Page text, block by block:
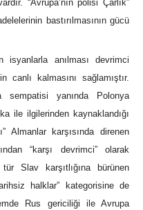
“Avrupa’nın polisi Çarlık”
bastırılmasının gücü
isyanlarla anılması devrimci
kalmasını sağlamıştır.
yanında Polonya
ile ilgilerinden kaynaklandığı
Almanlar karşısında direnen
“karşı devrimci” olarak
Slav karşıtlığına bürünen
halklar” kategorisine de
Rus gericiliği ile Avrupa